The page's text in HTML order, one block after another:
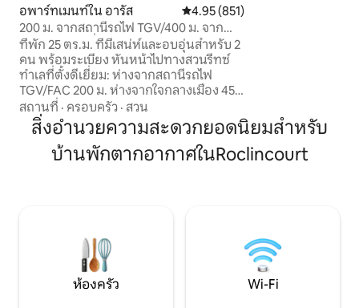
อพาร์ทเมนท์ใน อารัส คะแนนเฉลี่ย 4.95 จาก 5, 851 รีวิว
4.95 (851)
200 ม. จากสถานีรถไฟ TGV/400 ม. จาก
ใจกลางเมือง ที่จอดรถฟรี
ที่พัก 25 ตร.ม. ที่มีเสน่ห์และอบอุ่นสำหรับ 2
คน พร้อมระเบียง หันหน้าไปทางสวนรีทซ์
ทำเลที่ตั้งดีเยี่ยม: ห่างจากสถานีรถไฟ
TGV/FAC 200 ม. ห่างจากใจกลางเมือง 450
ม. (หอระฆัง ร้านอาหาร บาร์ โรงภาพยนตร์
ฯลฯ) ห่างจากงานแสดงสินค้า 400 เมตร
ห่างจากโรงเรียนกี มอลเลต์ 1 กม. เดินไปได้
ไกลแล้ว! มีที่จอดรถฟรีขนาดใหญ่ 250 คัน
สถานที่ · ครอบครัว · สวน
สิ่งอำนวยความสะดวกยอดนิยมสำหรับ
บ้านพักตากอากาศในRoclincourt
ห้องครัว Wi-Fi